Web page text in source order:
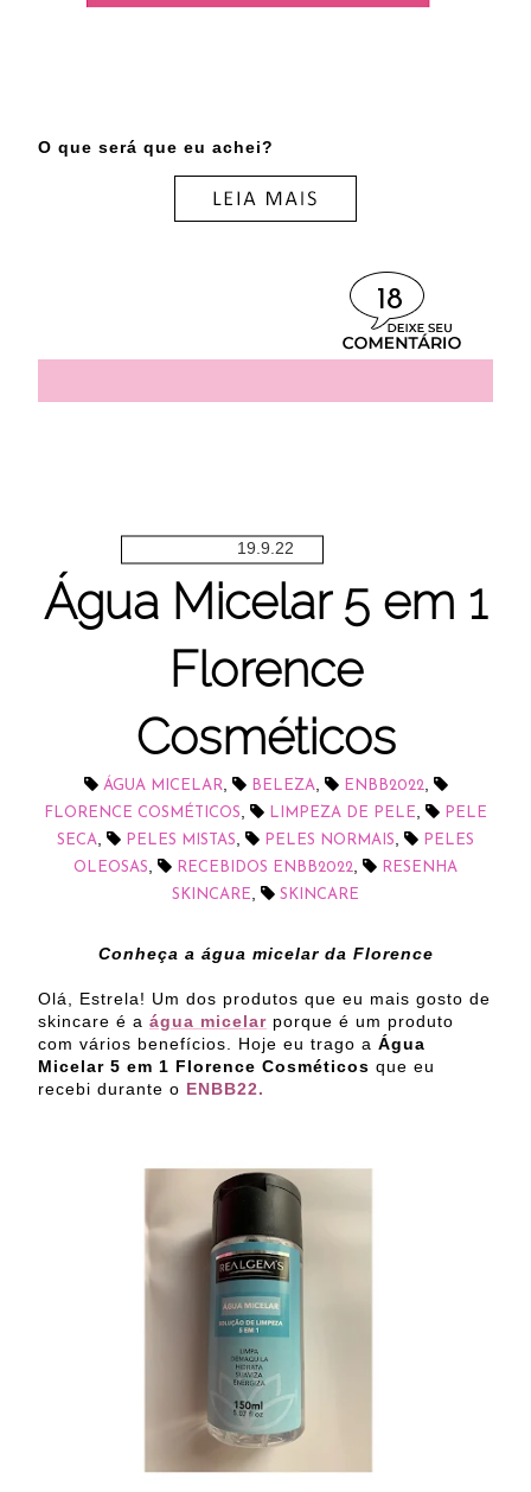
O que será que eu achei?
18
19.9.22
Água Micelar 5 em 1
Florence
Cosméticos
ÁGUA MICELAR BELEZA ENBB2022
FLORENCE COSMÉTICOS LIMPEZA DE PELE
PELE
SECA
PELES MISTAS PELES NORMAIS
PELES
OLEOSAS
RECEBIDOS ENBB2022
RESENHA
SKINCARE
SKINCARE
Conheça a água micelar da Florence
Olá, Estrela! Um dos produtos que eu mais gosto de
skincare é a água micelar porque é um produto
com vários benefícios. Hoje eu trago a Água
Micelar 5 em 1 Florence Cosméticos que eu
recebi durante o ENBB22.